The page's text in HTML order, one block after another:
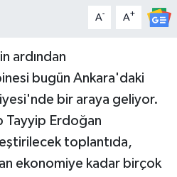
A- A+
ardından
bugün Ankara'daki
bir araya geliyor.
Tayyip Erdoğan
toplantıda,
ekonomiye kadar birçok